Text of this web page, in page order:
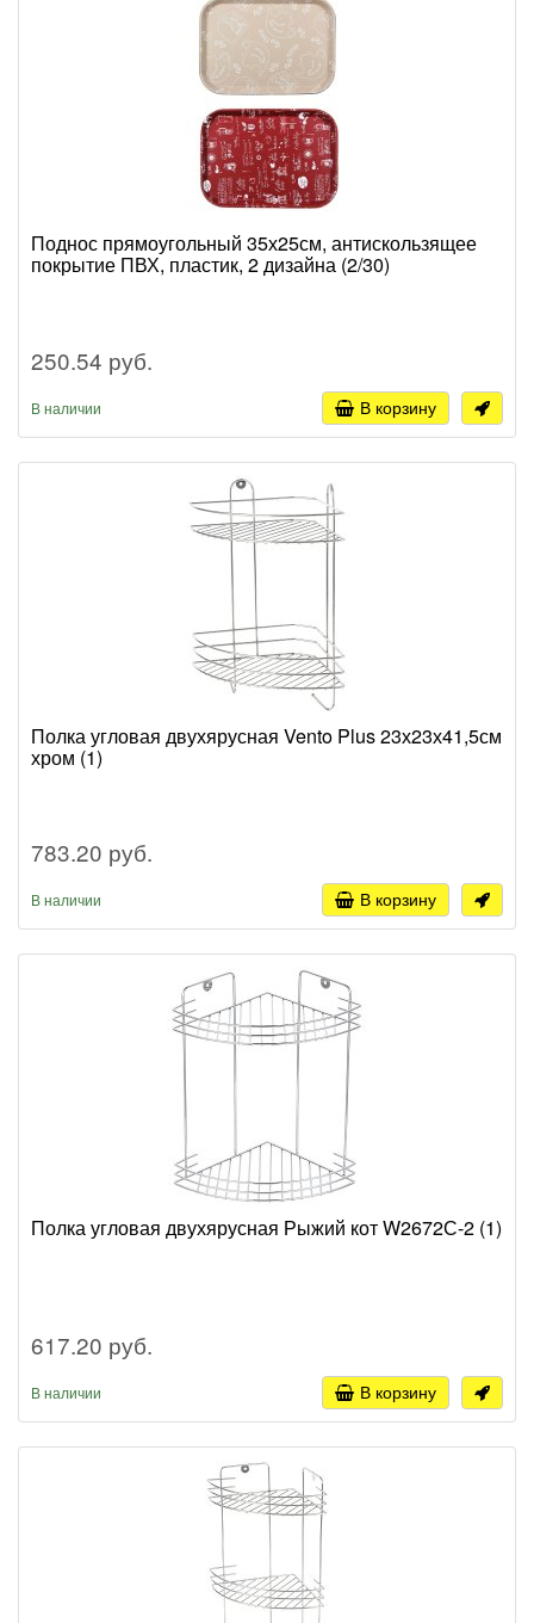
Поднос прямоугольный 35х25см, антискользящее
покрытие ПВХ, пластик, 2 дизайна (2/30)
250.54 руб.
В наличии В корзину
Полка угловая двухярусная Vento Plus 23х23х41,5см
хром (1)
783.20 руб.
В наличии В корзину
Полка угловая двухярусная Рыжий кот W2672С-2 (1)
617.20 руб.
В наличии В корзину